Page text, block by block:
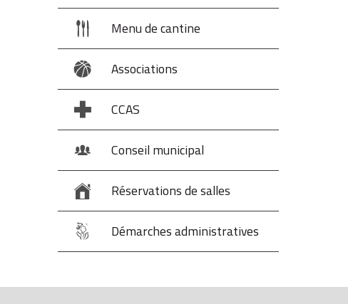
Menu de cantine
Associations
CCAS
Conseil municipal
Réservations de salles
Démarches administratives